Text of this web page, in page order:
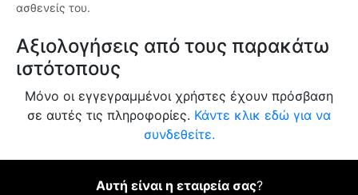
ασθενείς του.
Αξιολογήσεις από τους παρακάτω
ιστότοπους
Μόνο οι εγγεγραμμένοι χρήστες έχουν πρόσβαση
σε αυτές τις πληροφορίες. Κάντε κλικ εδώ για να
συνδεθείτε.
Αυτή είναι η εταιρεία σας?